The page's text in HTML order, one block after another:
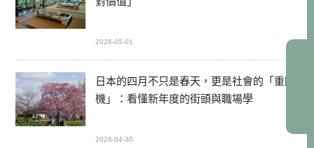
2026-05-01
日本的四月不只是春天，更是社會的「重開
機」：看懂新年度的街頭與職場學
2026-04-30